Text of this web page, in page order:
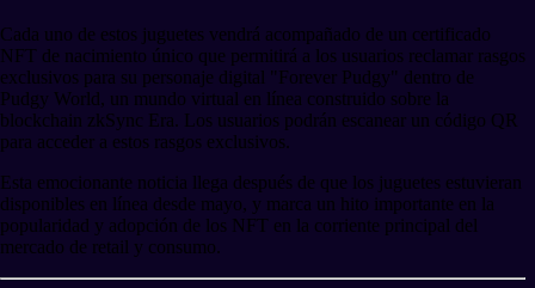
Cada uno de estos juguetes vendrá acompañado de un certificado
NFT de nacimiento único que permitirá a los usuarios reclamar rasgos
exclusivos para su personaje digital "Forever Pudgy" dentro de
Pudgy World, un mundo virtual en línea construido sobre la
blockchain zkSync Era. Los usuarios podrán escanear un código QR
para acceder a estos rasgos exclusivos.
Esta emocionante noticia llega después de que los juguetes estuvieran
disponibles en línea desde mayo, y marca un hito importante en la
popularidad y adopción de los NFT en la corriente principal del
mercado de retail y consumo.